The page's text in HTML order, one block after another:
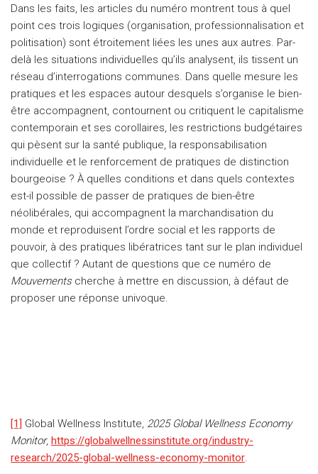
Dans les faits, les articles du numéro montrent tous à quel
point ces trois logiques (organisation, professionnalisation et
politisation) sont étroitement liées les unes aux autres. Par-
delà les situations individuelles qu’ils analysent, ils tissent un
réseau d’interrogations communes. Dans quelle mesure les
pratiques et les espaces autour desquels s’organise le bien-
être accompagnent, contournent ou critiquent le capitalisme
contemporain et ses corollaires, les restrictions budgétaires
qui pèsent sur la santé publique, la responsabilisation
individuelle et le renforcement de pratiques de distinction
bourgeoise ? À quelles conditions et dans quels contextes
est-il possible de passer de pratiques de bien-être
néolibérales, qui accompagnent la marchandisation du
monde et reproduisent l’ordre social et les rapports de
pouvoir, à des pratiques libératrices tant sur le plan individuel
que collectif ? Autant de questions que ce numéro de
Mouvementscherche à mettre en discussion, à défaut de
proposer une réponse univoque.
[1] Global Wellness Institute, 2025 Global Wellness Economy
Monitor, https://globalwellnessinstitute.org/industry-
research/2025-global-wellness-economy-monitor.